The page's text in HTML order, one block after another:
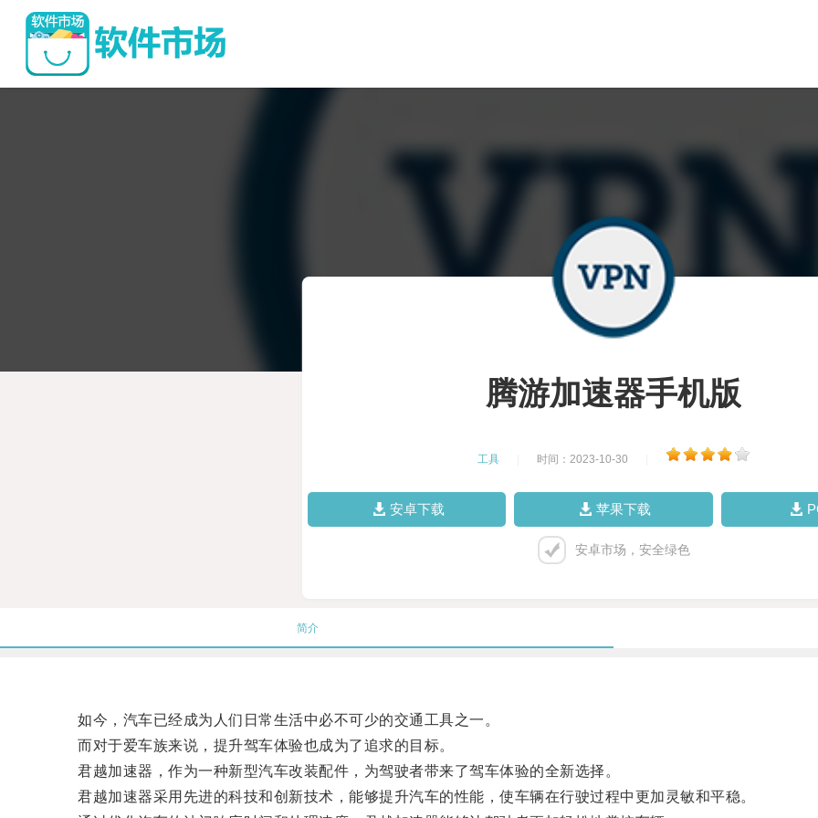
腾游加速器手机版
工具 时间：2023-10-30
安卓下载 苹果下载
安卓市场，安全绿色
简介
如今，汽车已经成为人们日常生活中必不可少的交通工具之一。
而对于爱车族来说，提升驾车体验也成为了追求的目标。
君越加速器，作为一种新型汽车改装配件，为驾驶者带来了驾车体验的全新选择。
君越加速器采用先进的科技和创新技术，能够提升汽车的性能，使车辆在行驶过程中更加灵敏和平稳。